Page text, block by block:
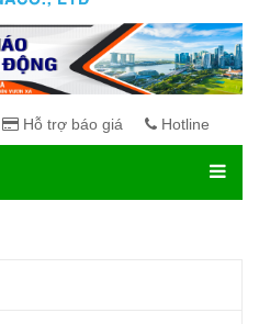
Hỗ trợ báo giá Hotline